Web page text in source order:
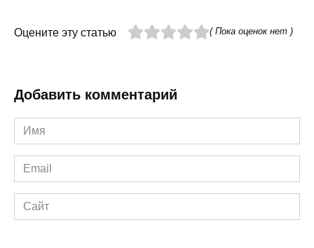
Оцените эту статью ( Пока оценок нет )
Добавить комментарий
Имя
*
Email
*
Сайт